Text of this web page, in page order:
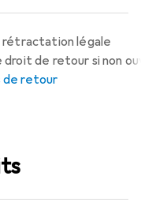
rétractation légale
droit de retour si non
de retour